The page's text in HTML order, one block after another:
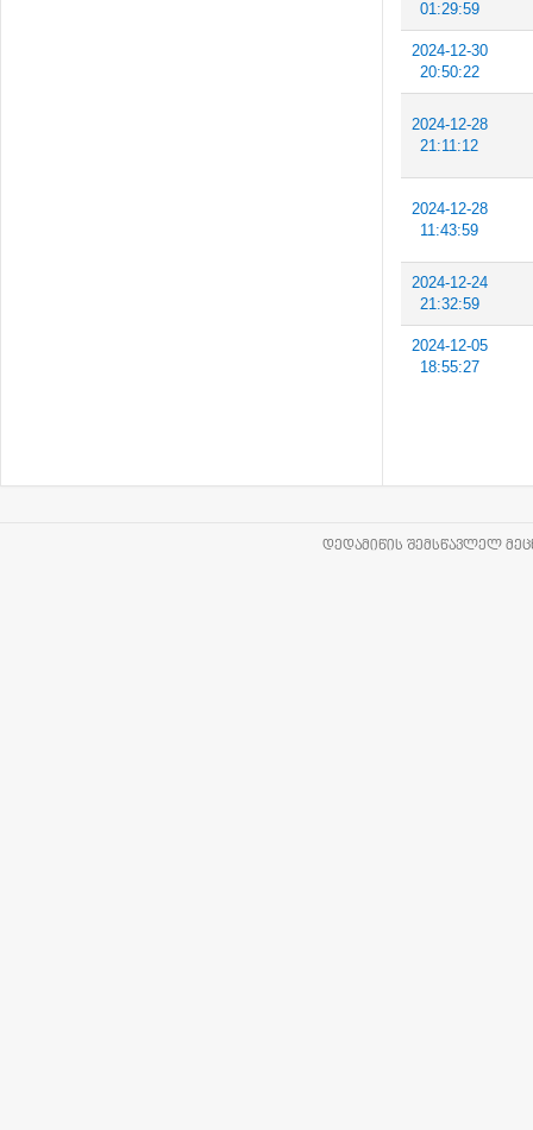
01:29:59
2024-12-30
20:50:22
2024-12-28
21:11:12
2024-12-28
11:43:59
2024-12-24
21:32:59
2024-12-05
18:55:27
ᲓᲔᲓᲐᲛᲘᲬᲘᲡ ᲨᲔᲛᲡᲬᲐᲕᲚᲔᲚ